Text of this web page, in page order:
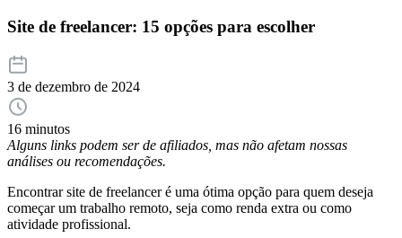
Site de freelancer: 15 opções para escolher
3 de dezembro de 2024
16 minutos
Alguns links podem ser de afiliados, mas não afetam nossas
análises ou recomendações.
Encontrar site de freelancer é uma ótima opção para quem deseja
começar um trabalho remoto, seja como renda extra ou como
atividade profissional.